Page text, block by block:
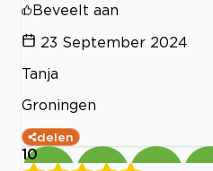
Beveelt aan
23 September 2024
Tanja
Groningen
delen
10